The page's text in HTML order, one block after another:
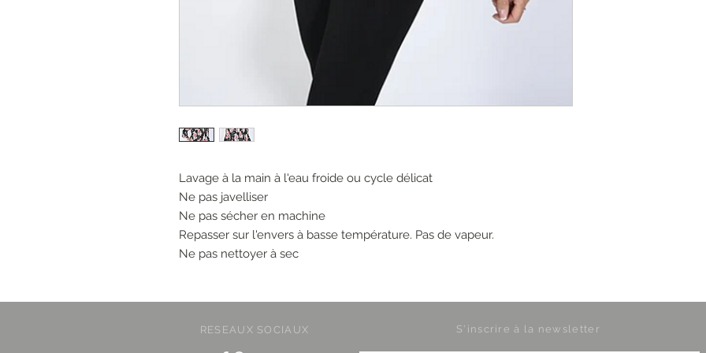
Lavage à la main à l'eau froide ou cycle délicat
Ne pas javelliser
Ne pas sécher en machine
Repasser sur l'envers à basse température. Pas de vapeur.
Ne pas nettoyer à sec
RESEAUX SOCIAUX S'inscrire à la newsletter